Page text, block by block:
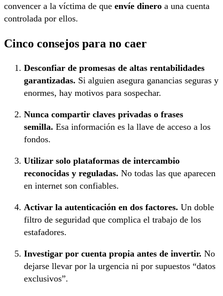
convencer a la víctima de que envíe dinero a una cuenta
controlada por ellos.
Cinco consejos para no caer
Desconfiar de promesas de altas rentabilidades
garantizadas. Si alguien asegura ganancias seguras y
enormes, hay motivos para sospechar.
Nunca compartir claves privadas o frases
semilla. Esa información es la llave de acceso a los
fondos.
Utilizar solo plataformas de intercambio
reconocidas y reguladas. No todas las que aparecen
en internet son confiables.
Activar la autenticación en dos factores. Un doble
filtro de seguridad que complica el trabajo de los
estafadores.
Investigar por cuenta propia antes de invertir. No
dejarse llevar por la urgencia ni por supuestos “datos
exclusivos”.